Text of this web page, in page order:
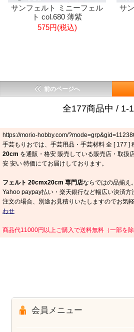
サンフェルト ミニーフェル
ト col.680 薄紫
575円(税込)
サ
前のページへ
全177商品中 / 1-
https://morio-hobby.com/
手芸もりおでは、手芸用品・手芸材料 全 [ 177 ]
20cm を通販・格安 販売している販売店・取扱
安 安い 特価にてお届けしております。
フェルト 20cmx20cm 専門店ならではの品揃え
Yahoo paypay払い・楽天銀行など幅広い決済
注文の場合、別途お見積りいたしますのでお気
わせ
商品代11000円以上ご購入で送料無料（一部を除
会員メニュー